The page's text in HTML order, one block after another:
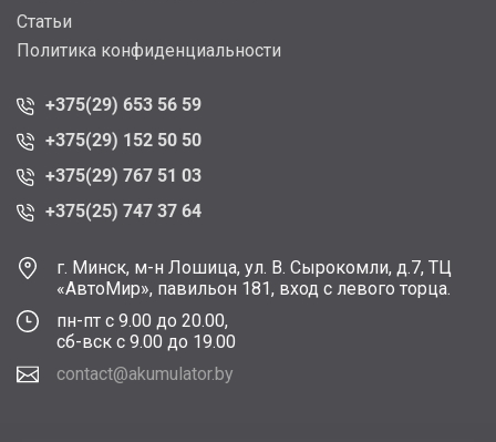
Статьи
Политика конфиденциальности
+375(29) 653 56 59
+375(29) 152 50 50
+375(29) 767 51 03
+375(25) 747 37 64
г. Минск, м-н Лошица, ул. В. Сырокомли, д.7, ТЦ
«АвтоМир», павильон 181, вход с левого торца.
пн-пт с 9.00 до 20.00,
сб-вск с 9.00 до 19.00
contact@akumulator.by